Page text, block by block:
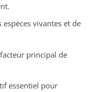
vivantes et de
principal de
essentiel pour